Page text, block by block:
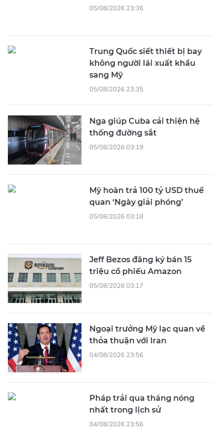
05/08/2026 23:36
Trung Quốc siết thiết bị bay
không người lái xuất khẩu
sang Mỹ
05/08/2026 23:35
Nga giúp Cuba cải thiện hệ
thống đường sắt
05/08/2026 03:19
Mỹ hoàn trả 100 tỷ USD thuế
quan ‘Ngày giải phóng’
05/08/2026 03:18
Jeff Bezos đăng ký bán 15
triệu cổ phiếu Amazon
05/08/2026 03:17
Ngoại trưởng Mỹ lạc quan về
thỏa thuận với Iran
04/08/2026 23:56
Pháp trải qua tháng nóng
nhất trong lịch sử
04/08/2026 23:56